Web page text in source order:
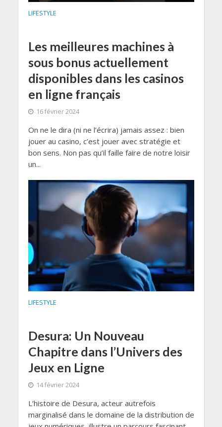
LIFESTYLE
Les meilleures machines à
sous bonus actuellement
disponibles dans les casinos
en ligne français
16 février 2024
On ne le dira (ni ne l’écrira) jamais assez : bien
jouer au casino, c’est jouer avec stratégie et
bon sens. Non pas qu’il faille faire de notre loisir
un...
LIFESTYLE
Desura: Un Nouveau
Chapitre dans l’Univers des
Jeux en Ligne
14 février 2024
L’histoire de Desura, acteur autrefois
marginalisé dans le domaine de la distribution de